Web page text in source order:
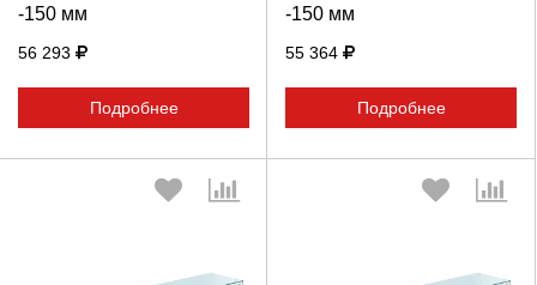
-150 мм
56 293
Подробнее
-150 мм
55 364
Подробнее